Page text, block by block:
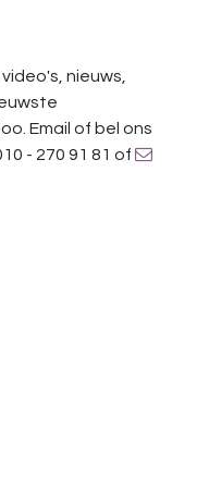
nieuws,
Email of bel ons
- 270 91 81 of